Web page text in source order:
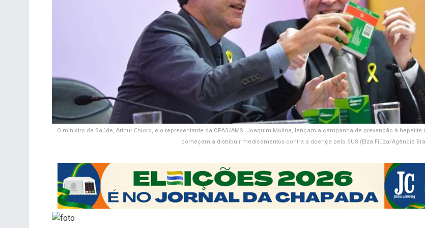
O ministro da Saúde, Arthur Chioro, e o representante da OPAS/AMS, Joaquim Molina, lançam a campanha de prevenção à hepatite
começam a distribuir medicamentos contra a doença pelo SUS (Elza Fiúza/Agência